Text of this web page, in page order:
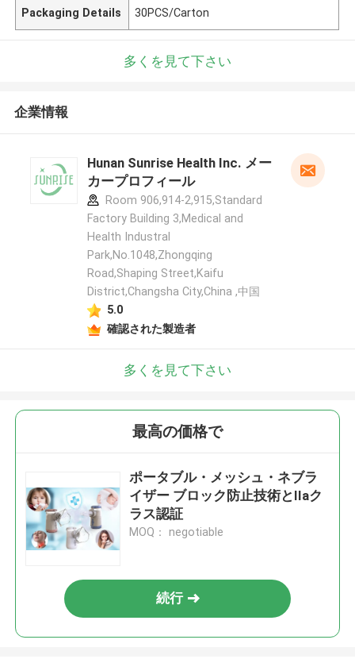
Packaging Details 30PCS/Carton
多くを見て下さい
企業情報
Hunan Sunrise Health Inc. メー
カープロフィール
Room 906,914-2,915,Standard
Factory Building 3,Medical and
Health Industral
Park,No.1048,Zhongqing
Road,Shaping Street,Kaifu
District,Changsha City,China ,中国
5.0
確認された製造者
多くを見て下さい
最高の価格で
ポータブル・メッシュ・ネブラ
イザー ブロック防止技術とIIaク
ラス認証
MOQ： negotiable
続行